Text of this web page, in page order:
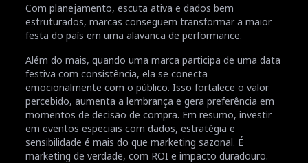
Com planejamento, escuta ativa e dados bem
estruturados, marcas conseguem transformar a maior
festa do país em uma alavanca de performance.
Além do mais, quando uma marca participa de uma data
festiva com consistência, ela se conecta
emocionalmente com o público. Isso fortalece o valor
percebido, aumenta a lembrança e gera preferência em
momentos de decisão de compra. Em resumo, investir
em eventos especiais com dados, estratégia e
sensibilidade é mais do que marketing sazonal. É
marketing de verdade, com ROI e impacto duradouro.